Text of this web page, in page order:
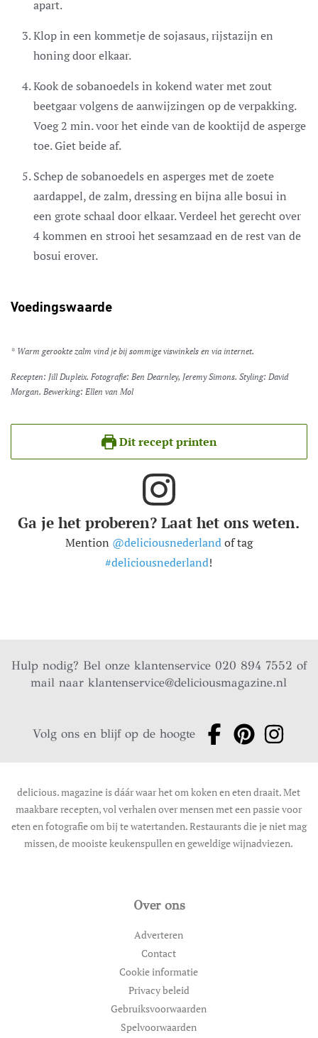
apart.
Klop in een kommetje de sojasaus, rijstazijn en
honing door elkaar.
Kook de sobanoedels in kokend water met zout
beetgaar volgens de aanwijzingen op de verpakking.
Voeg 2 min. voor het einde van de kooktijd de asperge
toe. Giet beide af.
Schep de sobanoedels en asperges met de zoete
aardappel, de zalm, dressing en bijna alle bosui in
een grote schaal door elkaar. Verdeel het gerecht over
4 kommen en strooi het sesamzaad en de rest van de
bosui erover.
Voedingswaarde
* Warm gerookte zalm vind je bij sommige viswinkels en via internet.
Recepten: Jill Dupleix. Fotografie: Ben Dearnley, Jeremy Simons. Styling: David
Morgan. Bewerking: Ellen van Mol
Dit recept printen
Ga je het proberen? Laat het ons weten.
Mention @deliciousnederlandof tag
#deliciousnederland!
Hulp nodig? Bel onze klantenservice 020 894 7552 of
mail naarklantenservice@deliciousmagazine.nl
Volg ons en blijf op de hoogte
delicious. magazine is dáár waar het om koken en eten draait. Met
maakbare recepten, vol verhalen over mensen met een passie voor
eten en fotografie om bij te watertanden. Restaurants die je niet mag
missen, de mooiste keukenspullen en geweldige wijnadviezen.
Over ons
Adverteren
Contact
Cookie informatie
Privacy beleid
Gebruiksvoorwaarden
Spelvoorwaarden